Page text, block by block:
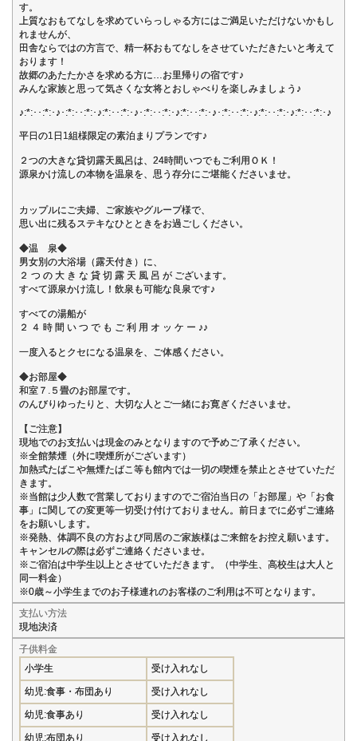
す。
上質なおもてなしを求めていらっしゃる方にはご満足いただけないかもし
れませんが、
田舎ならではの方言で、精一杯おもてなしをさせていただきたいと考えて
おります！
故郷のあたたかさを求める方に…お里帰りの宿です♪
みんな家族と思って気さくな女将とおしゃべりを楽しみましょう♪
♪:*:･･:*:･♪･:*:･･:*:･♪:*:･･:*:･♪･:*:･･:*:･♪:*:･･:*:･♪･:*:･･:*:･♪:*:･･:*:･♪:*:･･:*:･♪
平日の1日1組様限定の素泊まりプランです♪
２つの大きな貸切露天風呂は、24時間いつでもご利用ＯＫ！
源泉かけ流しの本物を温泉を、思う存分にご堪能くださいませ。
カップルにご夫婦、ご家族やグループ様で、
思い出に残るステキなひとときをお過ごしください。
◆温 泉◆
男女別の大浴場（露天付き）に、
２ つ の 大 き な 貸 切 露 天 風 呂 が ございます。
すべて源泉かけ流し！飲泉も可能な良泉です♪
すべての湯船が
２ ４ 時 間 い つ で も ご 利 用 オ ッ ケ ー ♪♪
一度入るとクセになる温泉を、ご体感ください。
◆お部屋◆
和室７.５畳のお部屋です。
のんびりゆったりと、大切な人とご一緒にお寛ぎくださいませ。
【ご注意】
現地でのお支払いは現金のみとなりますので予めご了承ください。
※全館禁煙（外に喫煙所がございます）
加熱式たばこや無煙たばこ等も館内では一切の喫煙を禁止とさせていただ
きます。
※当館は少人数で営業しておりますのでご宿泊当日の「お部屋」や「お食
事」に関しての変更等一切受け付けておりません。前日までに必ずご連絡
をお願いします。
※発熱、体調不良の方および同居のご家族様はご来館をお控え願います。
キャンセルの際は必ずご連絡くださいませ。
※ご宿泊は中学生以上とさせていただきます。（中学生、高校生は大人と
同一料金）
※0歳～小学生までのお子様連れのお客様のご利用は不可となります。
支払い方法
現地決済
子供料金
小学生
受け入れなし
幼児:食事・布団あり 受け入れなし
幼児:食事あり 受け入れなし
幼児:布団あり 受け入れなし